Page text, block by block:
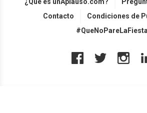
Contacto
Condiciones de
#QueNoPareLaFiesta